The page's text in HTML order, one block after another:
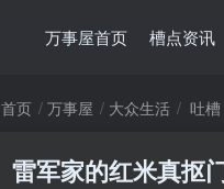
万事屋首页 槽点资讯
首页 万事屋 大众生活 吐槽
雷军家的红米真抠